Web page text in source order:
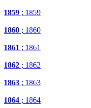
1859 ; 1859
1860 ; 1860
1861 ; 1861
1862 ; 1862
1863 ; 1863
1864 ; 1864